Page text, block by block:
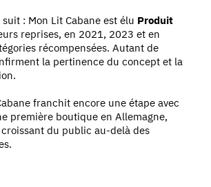
: Mon Lit Cabane est élu Produit
reprises, en 2021, 2023 et en
récompensées. Autant de
la pertinence du concept et la
franchit encore une étape avec
première boutique en Allemagne,
du public au-delà des